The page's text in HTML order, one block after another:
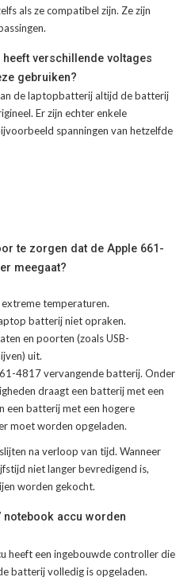
als ze compatibel zijn. Ze zijn
heeft verschillende voltages
gebruiken?
de laptopbatterij altijd de batterij
Er zijn echter enkele
spanningen van hetzelfde
te zorgen dat de Apple 661-
meegaat?
temperaturen.
batterijniet opraken.
en poorten (zoals USB-
uit.
4817 vervangende batterij. Onder
draagt een batterij met een
een batterij met een hogere
moet worden opgeladen.
na verloop van tijd. Wanneer
niet langer bevredigend is,
worden gekocht.
notebook accu worden
heeft een ingebouwde controller die
batterij volledig is opgeladen.